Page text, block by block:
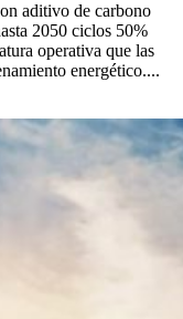
aditivo de carbono
2050 ciclos 50%
operativa que las
energético....